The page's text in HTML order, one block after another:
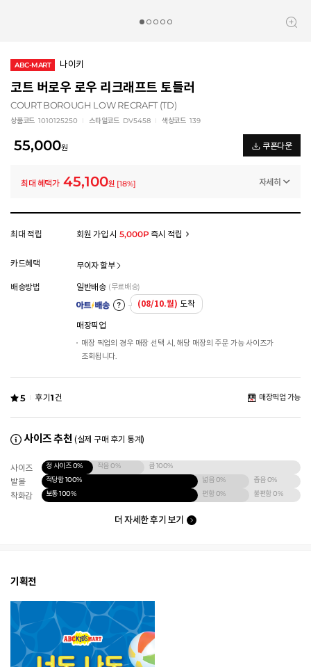
ABC-MART 나이키
코트 버로우 로우 리크래프트 토들러
COURT BOROUGH LOW RECRAFT (TD)
상품코드 1010125250 스타일코드 DV5458 색상코드 139
55,000원 쿠폰다운
최대 혜택가 45,100원 [18%] 자세히
멤버십 상시 할인
모든 혜택이 적용된 금액으로, 실제 결제 금액과는 차이가 있을 수 있습니다.
최대 적립 회원 가입 시 5,000P즉시 적립
카드혜택 무이자 할부
배송방법 일반배송 (무료배송)
(08/10.월) 도착
매장픽업
매장 픽업의 경우 매장 선택 시, 해당 매장의 주문 가능 사이즈가
조회됩니다.
5 후기1건 매장픽업 가능
사이즈 추천 (실제 구매 후기 통계)
사이즈 정 사이즈0% 작음0% 큼100%
발볼 적당함100% 넓음0% 좁음0%
착화감 보통100% 편함0% 불편함0%
더 자세한 후기 보기
기획전